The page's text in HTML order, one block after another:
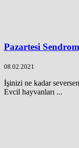
Pazartesi
08.02.2021
İşinizi ne kadar
Evcil hayvanları ...